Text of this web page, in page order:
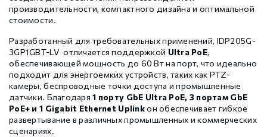
производительности, компактного дизайна и оптимальной
стоимости.
Разработанный для требовательных применений, IDP205G-
3GP1GBT-LV отличается поддержкой Ultra PoE,
обеспечивающей мощность до 60 Вт на порт, что идеально
подходит для энергоемких устройств, таких как PTZ-
камеры, беспроводные точки доступа и промышленные
датчики. Благодаря1 порту GbE Ultra PoE, 3 портам GbE
PoE+ и 1 Gigabit Ethernet Uplinkон обеспечивает гибкое
развертывание в различных промышленных и коммерческих
сценариях.
Xinje XP (PLC+HMI)
Xinje HVAC
Xinje Аксессуары
Аксессуары Xinje
Шаговые двигатели MP3 с замкнутым контуром
управления
Шаговые двигатели MP3 с разомкнутым контуром
управления
Аксессуары Xinje